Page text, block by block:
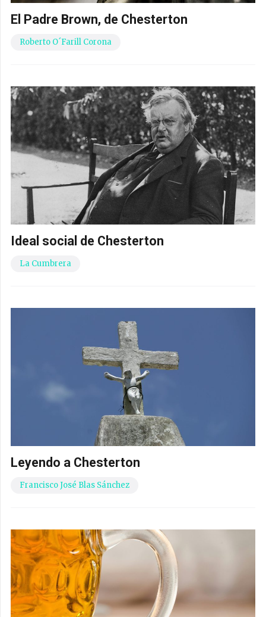
El Padre Brown, de Chesterton
Roberto O´Farill Corona
Ideal social de Chesterton
La Cumbrera
Leyendo a Chesterton
Francisco José Blas Sánchez